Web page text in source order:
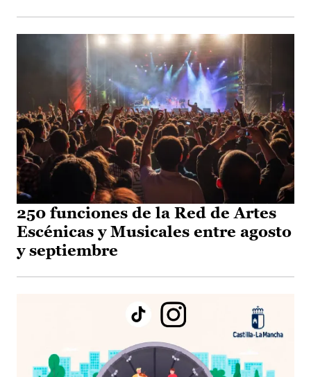
250 funciones de la Red de Artes
Escénicas y Musicales entre agosto
y septiembre